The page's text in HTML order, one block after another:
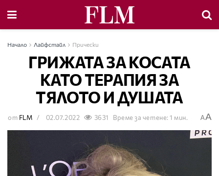
Начало Лайфстайл Прически
ГРИЖАТА ЗА КОСАТА
КАТО ТЕРАПИЯ ЗА
ТЯЛОТО И ДУШАТА
от FLM 02.07.2022 3631 Време за четене: 1 мин. AA